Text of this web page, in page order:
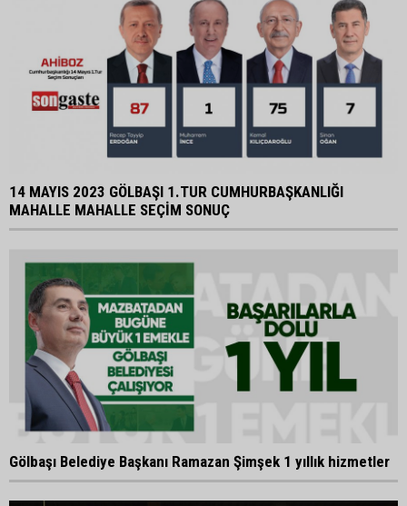
14 MAYIS 2023 GÖLBAŞI 1.TUR CUMHURBAŞKANLIĞI
MAHALLE MAHALLE SEÇİM SONUÇ
Gölbaşı Belediye Başkanı Ramazan Şimşek 1 yıllık hizmetler